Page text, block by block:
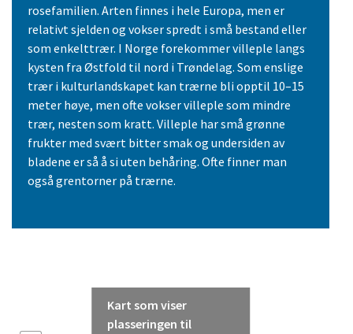
rosefamilien. Arten finnes i hele Europa, men er
relativt sjelden og vokser spredt i små bestand eller
som enkelttrær. I Norge forekommer villeple langs
kysten fra Østfold til nord i Trøndelag. Som enslige
trær i kulturlandskapet kan trærne bli opptil 10–15
meter høye, men ofte vokser villeple som mindre
trær, nesten som kratt. Villeple har små grønne
frukter med svært bitter smak og undersiden av
bladene er så å si uten behåring. Ofte finner man
også grentorner på trærne.
Kart som viser
plasseringen til